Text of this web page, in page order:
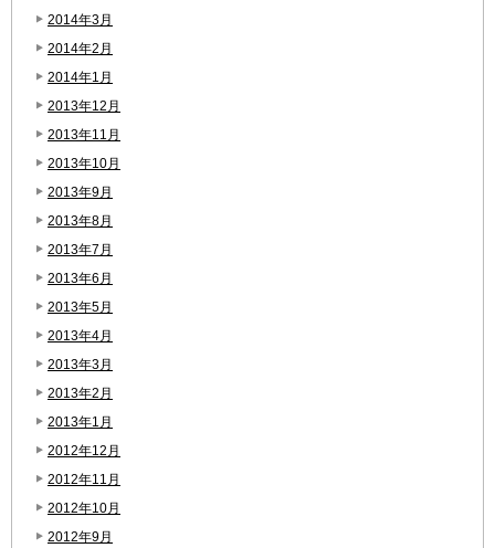
2014年3月
2014年2月
2014年1月
2013年12月
2013年11月
2013年10月
2013年9月
2013年8月
2013年7月
2013年6月
2013年5月
2013年4月
2013年3月
2013年2月
2013年1月
2012年12月
2012年11月
2012年10月
2012年9月